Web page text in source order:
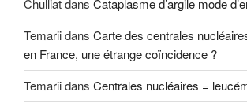
Chulliatdans Cataplasme d’argile mode
Temariidans Carte des centrales
en France, une étrange coïncidence ?
Temariidans Centrales nucléaires =